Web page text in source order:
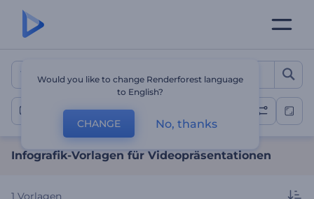
Infografik-Vorlagen für
Infografik Videos
Infografik-Vorlagen für Videopräsentationen
1 Vorlagen
Would you like to change Renderforest language
to English?
CHANGE No, thanks